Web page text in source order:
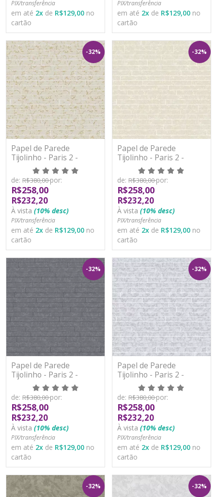
PIX/transferência
em até 2x de R$129,00 no
cartão
PIX/transferência
em até 2x de R$129,00 no
cartão
-32%
Papel de Parede
Tijolinho - Paris 2 -
PA101002R - Vinílico -
TNT
de: R$380,00por:
R$258,00
R$232,20
À vista (10% desc)
PIX/transferência
em até 2x de R$129,00 no
cartão
-32%
Papel de Parede
Tijolinho - Paris 2 -
PA101003R - Vinílico -
TNT
de: R$380,00por:
R$258,00
R$232,20
À vista (10% desc)
PIX/transferência
em até 2x de R$129,00 no
cartão
-32%
Papel de Parede
Tijolinho - Paris 2 -
PA101004R - Vinílico -
TNT
de: R$380,00por:
R$258,00
R$232,20
À vista (10% desc)
PIX/transferência
em até 2x de R$129,00 no
cartão
-32%
Papel de Parede
Tijolinho - Paris 2 -
PA101005R - Vinílico -
TNT
de: R$380,00por:
R$258,00
R$232,20
À vista (10% desc)
PIX/transferência
em até 2x de R$129,00 no
cartão
-32% -32%